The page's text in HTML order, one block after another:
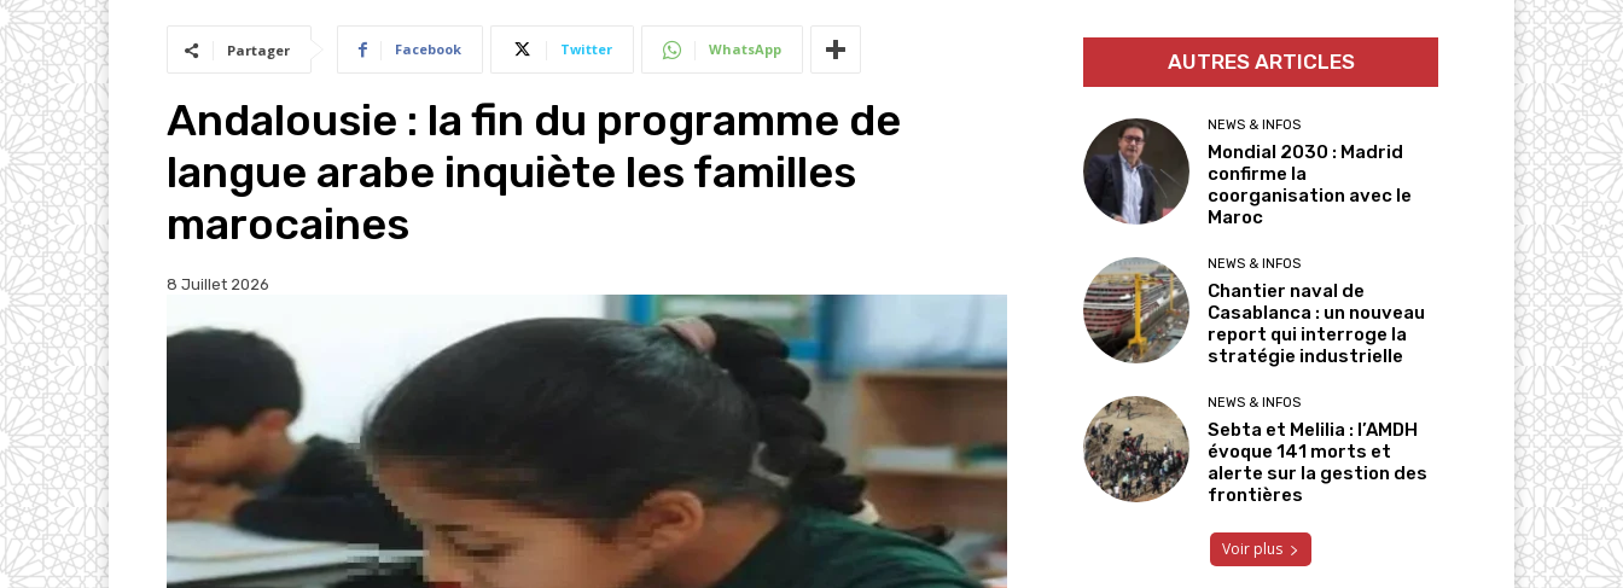
Partager Facebook Twitter WhatsApp
Andalousie : la fin du programme de
langue arabe inquiète les familles
marocaines
8 Juillet 2026
AUTRES ARTICLES
NEWS & INFOS
Mondial 2030 : Madrid
confirme la
coorganisation avec le
Maroc
NEWS & INFOS
Chantier naval de
Casablanca : un nouveau
report qui interroge la
stratégie industrielle
NEWS & INFOS
Sebta et Melilia : l’AMDH
évoque 141 morts et
alerte sur la gestion des
frontières
Voir plus